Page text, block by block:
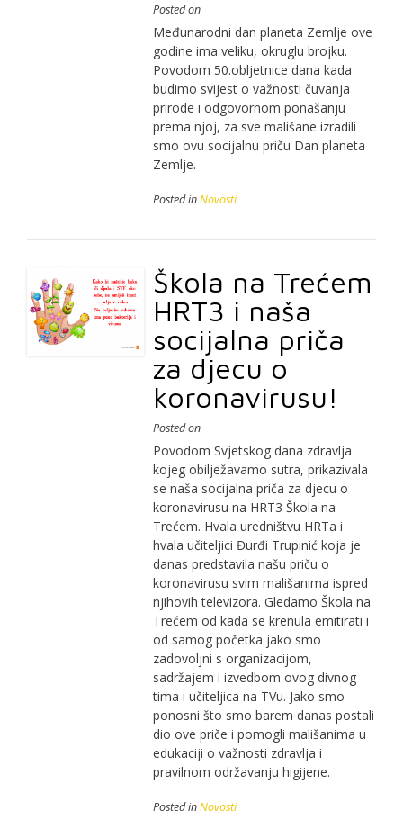
Posted on
Međunarodni dan planeta Zemlje ove
godine ima veliku, okruglu brojku.
Povodom 50.obljetnice dana kada
budimo svijest o važnosti čuvanja
prirode i odgovornom ponašanju
prema njoj, za sve mališane izradili
smo ovu socijalnu priču Dan planeta
Zemlje.
Posted inNovosti
Škola na Trećem
HRT3 i naša
socijalna priča
za djecu o
koronavirusu!
Posted on
Povodom Svjetskog dana zdravlja
kojeg obilježavamo sutra, prikazivala
se naša socijalna priča za djecu o
koronavirusu na HRT3 Škola na
Trećem. Hvala uredništvu HRTa i
hvala učiteljici Đurđi Trupinić koja je
danas predstavila našu priču o
koronavirusu svim mališanima ispred
njihovih televizora. Gledamo Škola na
Trećem od kada se krenula emitirati i
od samog početka jako smo
zadovoljni s organizacijom,
sadržajem i izvedbom ovog divnog
tima i učiteljica na TVu. Jako smo
ponosni što smo barem danas postali
dio ove priče i pomogli mališanima u
edukaciji o važnosti zdravlja i
pravilnom održavanju higijene.
Posted inNovosti